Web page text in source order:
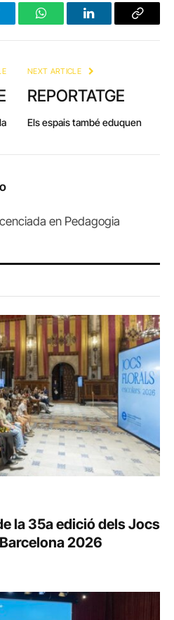
WhatsAppLinkedInCopy
NEXT ARTICLE
REPORTATGE
Els espais també eduquen
en Pedagogia
la 35a edició dels Jocs
2026